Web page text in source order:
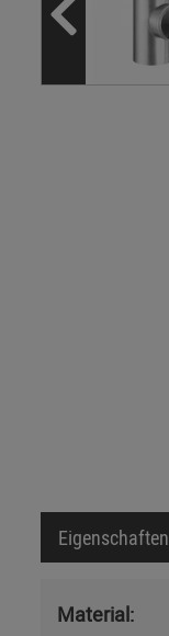
Eigenschaften
Material: